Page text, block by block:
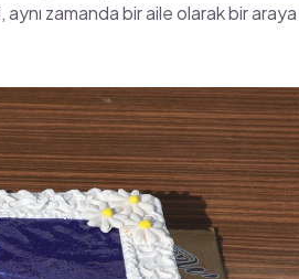
zamanda bir aile olarak bir araya